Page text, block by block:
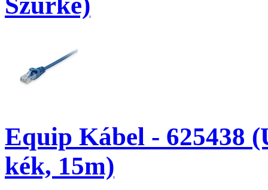
Equip Kábel - 625438
kék, 15m)